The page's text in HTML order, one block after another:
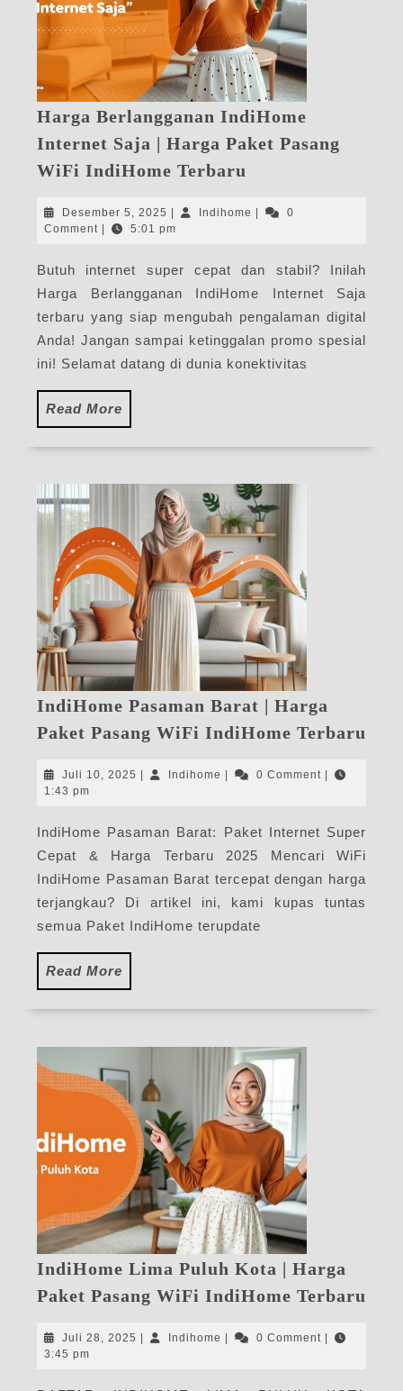
Harga Berlangganan IndiHome
Internet Saja | Harga Paket Pasang
WiFi IndiHome Terbaru
IndiHome
|
Harga
Paket
Pasang
WiFi
Desember 5, 2025 Desember
5,
Indihome Indihome
0
Comment
5:01 pm
Butuh internet super cepat dan stabil? Inilah
Harga Berlangganan IndiHome Internet Saja
terbaru yang siap mengubah pengalaman digital
Anda! Jangan sampai ketinggalan promo spesial
ini! Selamat datang di dunia konektivitas
Read More
More
IndiHome Pasaman Barat | Harga
Paket Pasang WiFi IndiHome Terbaru
Juli 10, 2025 Juli
Indihome Indihome0 Comment
1:43 pm
IndiHome Pasaman Barat: Paket Internet Super
Cepat & Harga Terbaru 2025 Mencari WiFi
IndiHome Pasaman Barat tercepat dengan harga
terjangkau? Di artikel ini, kami kupas tuntas
semua Paket IndiHome terupdate
Read More
More
IndiHome Lima Puluh Kota | Harga
Paket Pasang WiFi IndiHome Terbaru
Juli 28, 2025 Juli
| Indihome Indihome
| 0 Comment |
3:45 pm